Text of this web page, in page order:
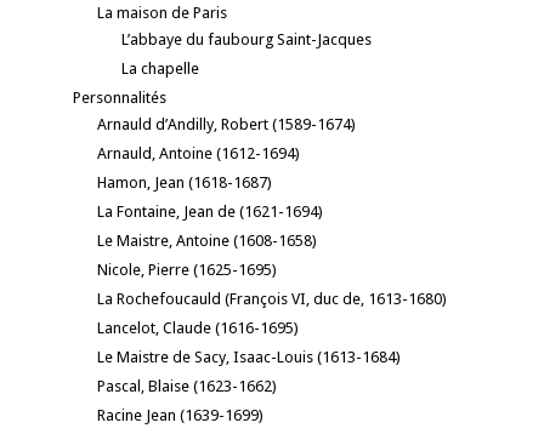
La maison de Paris
L’abbaye du faubourg Saint-Jacques
La chapelle
Personnalités
Arnauld d’Andilly, Robert (1589-1674)
Arnauld, Antoine (1612-1694)
Hamon, Jean (1618-1687)
La Fontaine, Jean de (1621-1694)
Le Maistre, Antoine (1608-1658)
Nicole, Pierre (1625-1695)
La Rochefoucauld (François VI, duc de, 1613-1680)
Lancelot, Claude (1616-1695)
Le Maistre de Sacy, Isaac-Louis (1613-1684)
Pascal, Blaise (1623-1662)
Racine Jean (1639-1699)